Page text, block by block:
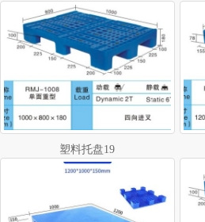
塑料托盘19